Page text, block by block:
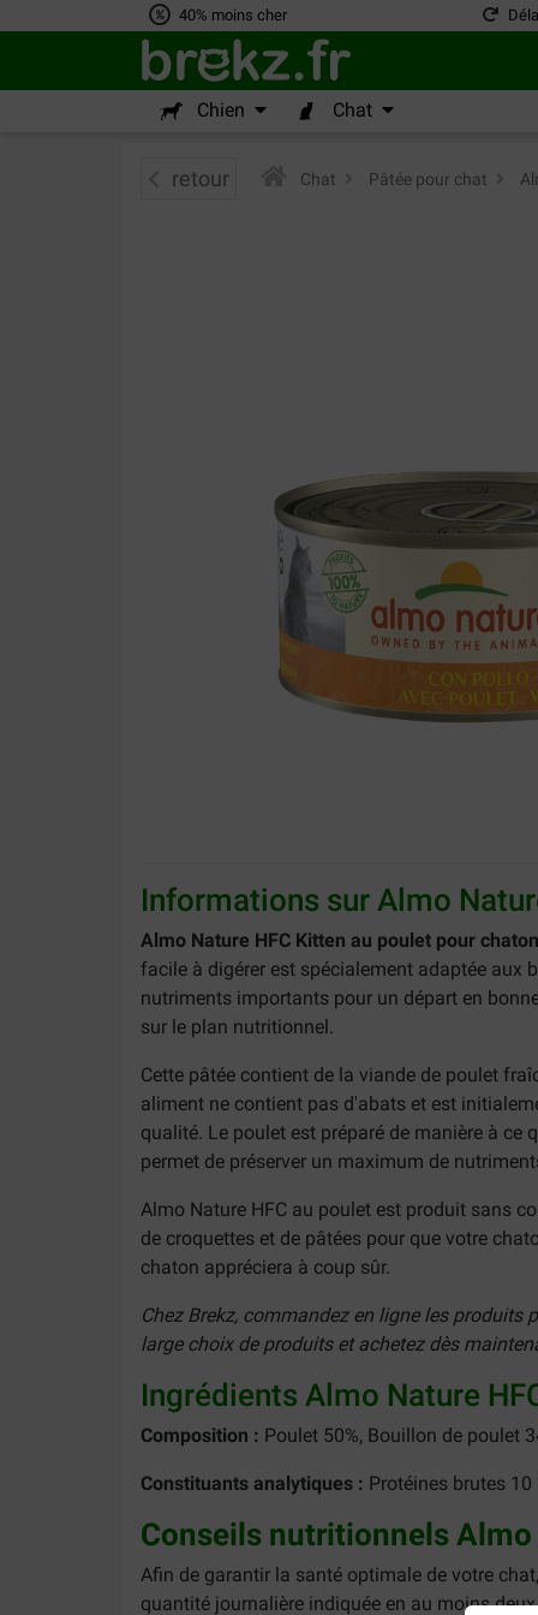
40% moins cher
Chien Chat
retour Chat Pâtée pour chat
Informations sur Almo
Almo Nature HFC Kitten au poulet pour chaton
facile à digérer est spécialement adaptée aux
nutriments importants pour un départ en
sur le plan nutritionnel.
Cette pâtée contient de la viande de poulet
aliment ne contient pas d'abats et est
qualité. Le poulet est préparé de manière à
permet de préserver un maximum de
Almo Nature HFC au poulet est produit sans
de croquettes et de pâtées pour que votre
chaton appréciera à coup sûr.
Chez Brekz, commandez en ligne les produits
large choix de produits et achetez dès
Ingrédients Almo Nature
Composition : Poulet 50%, Bouillon de poulet
Constituants analytiques : Protéines brutes 10
Conseils nutritionnels Almo
Afin de garantir la santé optimale de votre
quantité journalière indiquée en au moins